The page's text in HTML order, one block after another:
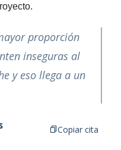
proporción
inseguras al
y eso llega a un
Copiar cita